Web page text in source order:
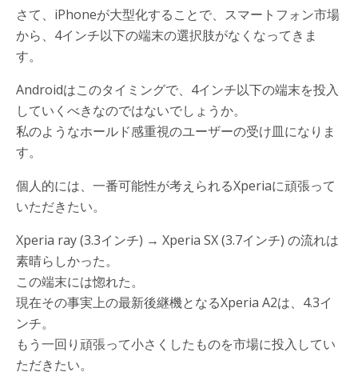
さて、iPhoneが大型化することで、スマートフォン市場
から、4インチ以下の端末の選択肢がなくなってきま
す。
Androidはこのタイミングで、4インチ以下の端末を投入
していくべきなのではないでしょうか。
私のようなホールド感重視のユーザーの受け皿になりま
す。
個人的には、一番可能性が考えられるXperiaに頑張って
いただきたい。
Xperia ray (3.3インチ) → Xperia SX (3.7インチ) の流れは
素晴らしかった。
この端末には惚れた。
現在その事実上の最新後継機となるXperia A2は、4.3イ
ンチ。
もう一回り頑張って小さくしたものを市場に投入してい
ただきたい。